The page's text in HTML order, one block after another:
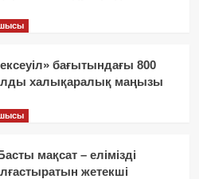
бағытындағы 800
халықаралық маңызы
мақсат – елімізді
жетекші